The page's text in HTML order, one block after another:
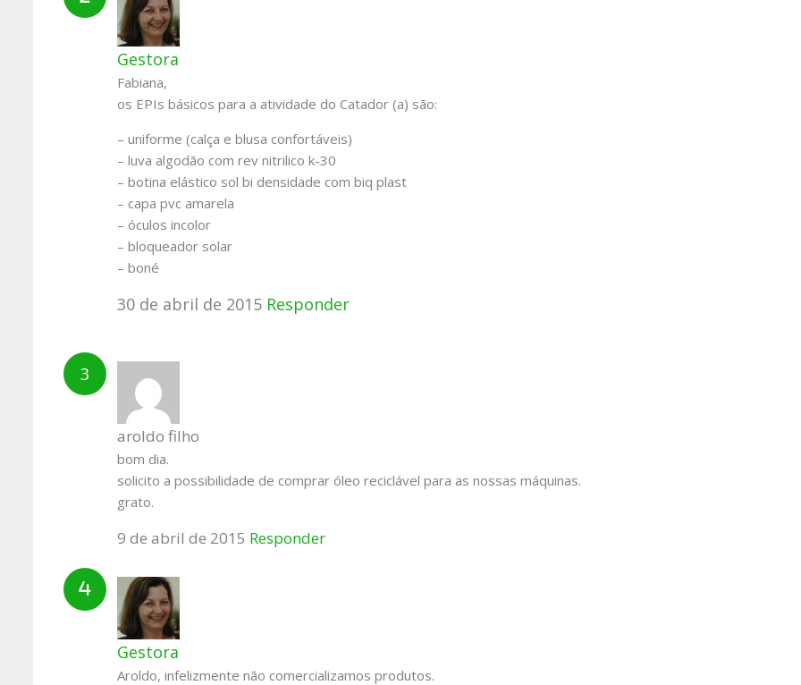
Gestora
Fabiana,
os EPIs básicos para a atividade do Catador (a) são:
– uniforme (calça e blusa confortáveis)
– luva algodão com rev nitrilico k-30
– botina elástico sol bi densidade com biq plast
– capa pvc amarela
– óculos incolor
– bloqueador solar
– boné
30 de abril de 2015 Responder
aroldo filho
bom dia.
solicito a possibilidade de comprar óleo reciclável para as nossas máquinas.
grato.
9 de abril de 2015 Responder
Gestora
Aroldo, infelizmente não comercializamos produtos.